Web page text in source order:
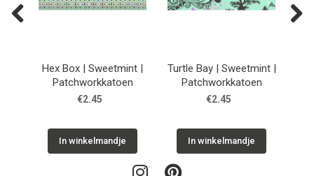
Hex Box | Sweetmint |
Patchworkkatoen
€2.45
In winkelmandje
Turtle Bay | Sweetmint |
Patchworkkatoen
€2.45
In winkelmandje